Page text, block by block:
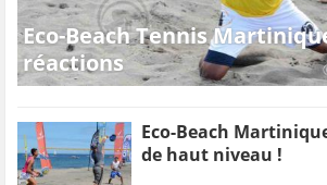
Eco-Beach Tennis
réactions
Eco-Beach
de haut niveau !